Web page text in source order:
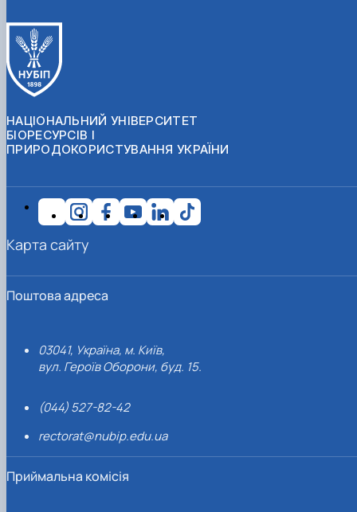
НАЦІОНАЛЬНИЙ УНІВЕРСИТЕТ
БІОРЕСУРСІВ І
ПРИРОДОКОРИСТУВАННЯ УКРАЇНИ
Поштова адреса
03041, Україна, м. Київ,
вул. Героїв Оборони, буд. 15.
(044) 527-82-42
rectorat@nubip.edu.ua
Приймальна комісія
Карта сайту